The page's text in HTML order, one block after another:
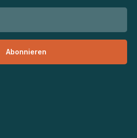
Abonnieren